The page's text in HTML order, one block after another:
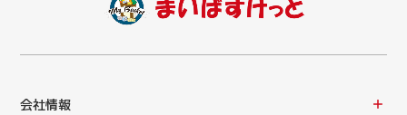
会社情報